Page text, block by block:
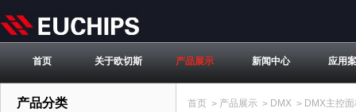
首页 关于欧切斯 产品展示 新闻中心 应用
产品分类 首页 > 产品展示 > DMX > DMX主控